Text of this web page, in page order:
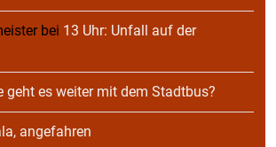
bei 13 Uhr: Unfall auf der
geht es weiter mit dem Stadtbus?
angefahren